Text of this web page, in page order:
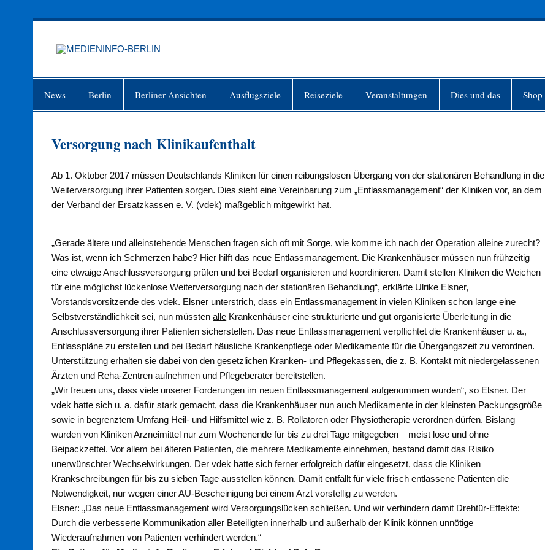
News Berlin Berliner Ansichten Ausflugsziele Reiseziele Veranstaltungen Dies und das Shop
Versorgung nach Klinikaufenthalt
Ab 1. Oktober 2017 müssen Deutschlands Kliniken für einen reibungslosen Übergang von der stationären Behandlung in die
Weiterversorgung ihrer Patienten sorgen. Dies sieht eine Vereinbarung zum „Entlassmanagement“ der Kliniken vor, an dem
der Verband der Ersatzkassen e. V. (vdek) maßgeblich mitgewirkt hat.
„Gerade ältere und alleinstehende Menschen fragen sich oft mit Sorge, wie komme ich nach der Operation alleine zurecht?
Was ist, wenn ich Schmerzen habe? Hier hilft das neue Entlassmanagement. Die Krankenhäuser müssen nun frühzeitig
eine etwaige Anschlussversorgung prüfen und bei Bedarf organisieren und koordinieren. Damit stellen Kliniken die Weichen
für eine möglichst lückenlose Weiterversorgung nach der stationären Behandlung“, erklärte Ulrike Elsner,
Vorstandsvorsitzende des vdek. Elsner unterstrich, dass ein Entlassmanagement in vielen Kliniken schon lange eine
Selbstverständlichkeit sei, nun müsstenalle Krankenhäuser eine strukturierte und gut organisierte Überleitung in die
Anschlussversorgung ihrer Patienten sicherstellen. Das neue Entlassmanagement verpflichtet die Krankenhäuser u. a.,
Entlasspläne zu erstellen und bei Bedarf häusliche Krankenpflege oder Medikamente für die Übergangszeit zu verordnen.
Unterstützung erhalten sie dabei von den gesetzlichen Kranken- und Pflegekassen, die z. B. Kontakt mit niedergelassenen
Ärzten und Reha-Zentren aufnehmen und Pflegeberater bereitstellen.
„Wir freuen uns, dass viele unserer Forderungen im neuen Entlassmanagement aufgenommen wurden“, so Elsner. Der
vdek hatte sich u. a. dafür stark gemacht, dass die Krankenhäuser nun auch Medikamente in der kleinsten Packungsgröße
sowie in begrenztem Umfang Heil- und Hilfsmittel wie z. B. Rollatoren oder Physiotherapie verordnen dürfen. Bislang
wurden von Kliniken Arzneimittel nur zum Wochenende für bis zu drei Tage mitgegeben – meist lose und ohne
Beipackzettel. Vor allem bei älteren Patienten, die mehrere Medikamente einnehmen, bestand damit das Risiko
unerwünschter Wechselwirkungen. Der vdek hatte sich ferner erfolgreich dafür eingesetzt, dass die Kliniken
Krankschreibungen für bis zu sieben Tage ausstellen können. Damit entfällt für viele frisch entlassene Patienten die
Notwendigkeit, nur wegen einer AU-Bescheinigung bei einem Arzt vorstellig zu werden.
Elsner: „Das neue Entlassmanagement wird Versorgungslücken schließen. Und wir verhindern damit Drehtür-Effekte:
Durch die verbesserte Kommunikation aller Beteiligten innerhalb und außerhalb der Klinik können unnötige
Wiederaufnahmen von Patienten verhindert werden.“